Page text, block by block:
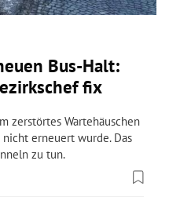
Bus-Halt:
fix
zerstörtes Wartehäuschen
erneuert wurde. Das
zu tun.